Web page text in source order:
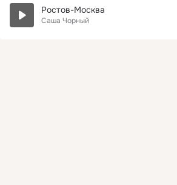
Ростов-Москва
Саша Чорный